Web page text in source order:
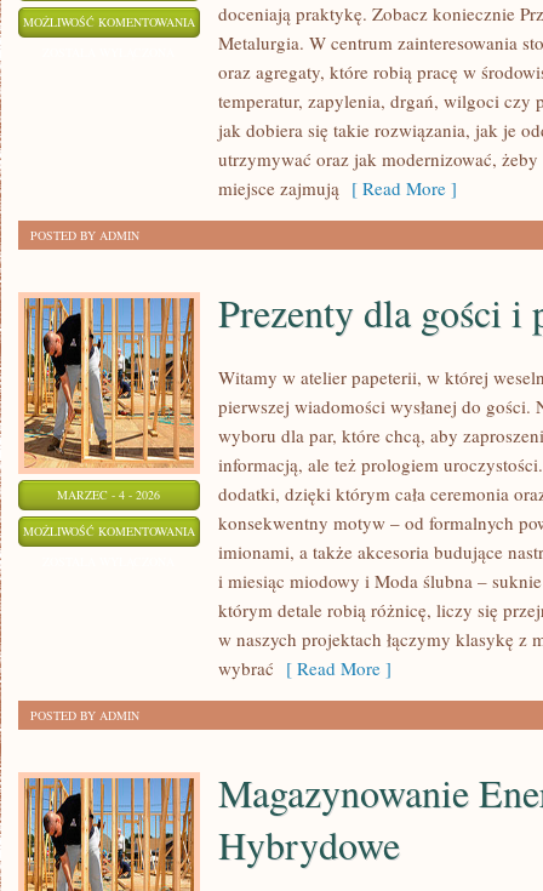
MOŻLIWOŚĆ KOMENTOWANIA HUTNICTWO
METALURGIA
doceniają praktykę. Zobacz koniecznie
Metalurgia. W centrum zainteresowania
oraz agregaty, które robią pracę w
temperatur, zapylenia, drgań, wilgoci czy
jak dobiera się takie rozwiązania, jak je
utrzymywać oraz jak modernizować, żeby
miejsce zajmują [ Read More ]
POSTED BY ADMIN
MARZEC - 4 - 2026
MOŻLIWOŚĆ KOMENTOWANIA PREZENTY
GOŚCI
PODZIĘKOWANIA
Prezenty dla gości i
Witamy w atelier papeterii, w której
pierwszej wiadomości wysłanej do gości.
wyboru dla par, które chcą, aby
informacją, ale też prologiem
dodatki, dzięki którym cała ceremonia
konsekwentny motyw – od formalnych
imionami, a także akcesoria budujące
i miesiąc miodowy i Moda ślubna –
którym detale robią różnicę, liczy się
w naszych projektach łączymy klasykę z
wybrać [ Read More ]
POSTED BY ADMIN
Magazynowanie
Hybrydowe